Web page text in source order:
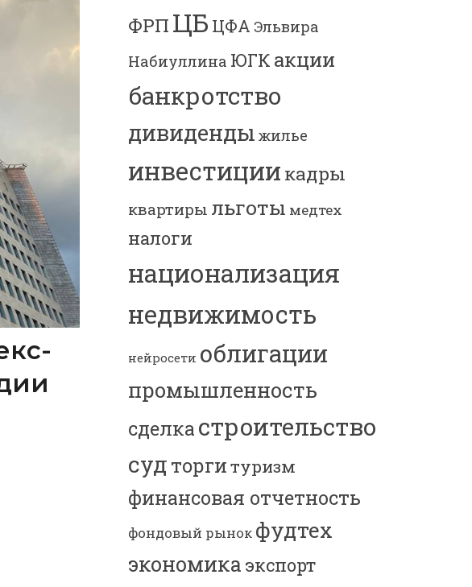
ФРП ЦБ ЦФА Эльвира
Набиуллина ЮГК акции
банкротство
дивиденды жилье
инвестиции кадры
квартиры льготы медтех
налоги
национализация
недвижимость
нейросети облигации
промышленность
сделкастроительство
судторгитуризм
финансовая отчетность
фондовый рынок фудтех
экономика экспорт